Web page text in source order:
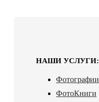
НАШИ УСЛУГИ:
Фотографии
ФотоКниги